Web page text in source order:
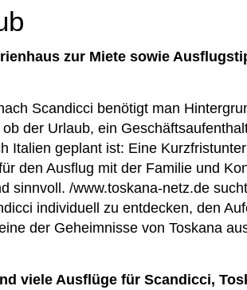
zur Miete sowie
Scandicci benötigt man
der Urlaub, ein
Italien geplant ist: Eine
den Ausflug mit der Familie und
sinnvoll. /www.toskana-netz.de
individuell zu entdecken, den
der Geheimnisse von Toskana
viele Ausflüge für Scandicci,